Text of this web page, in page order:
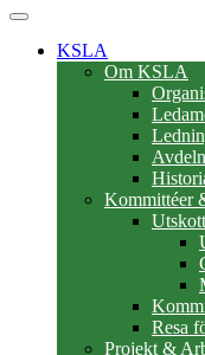
KSLA
Om KSLA
Kommittéer
Utskott
Resa
Projekt &